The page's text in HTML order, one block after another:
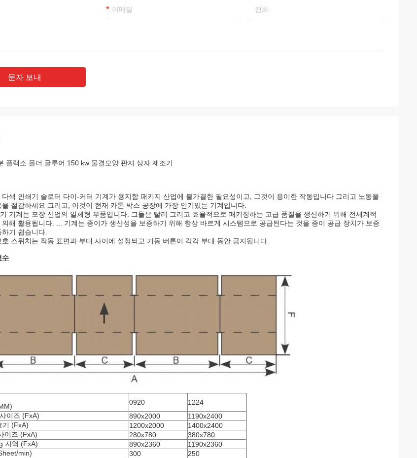
문자 보내
플랙소 폴더 글루어 150 kw 물결모양 판지 상자 제조기
다색 인쇄기 슬로터 다이-커터 기계가 용지함 패키지 산업에 불가결한 필요성이고, 그것이 용이한 작동입니다 그리고 노동을
을 절감하세요 그리고, 이것이 현재 카톤 박스 공장에 가장 인기있는 기계입니다.
기계는 포장 산업의 일체형 부품입니다. 그들은 빨리 그리고 효율적으로 패키징하는 고급 품질을 생산하기 위해 전세계적
의해 활용됩니다. ... 기계는 종이가 생산성을 보증하기 위해 항상 바르게 시스템으로 공급된다는 것을 종이 공급 장치가 보증
기 쉽습니다.
호 스위치는 작동 표면과 부대 사이에 설정되고 기동 버튼이 각각 부대 동안 금지됩니다.
수
0920
1224
이즈 (FxA)
890x2000
1190x2400
기 (FxA)
1200x2000
1400x2400
이즈 (FxA)
280x780
380x780
지역 (FxA)
890x2360
1190x2360
min)
300
250